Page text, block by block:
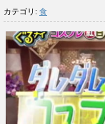
カテゴリ: 食